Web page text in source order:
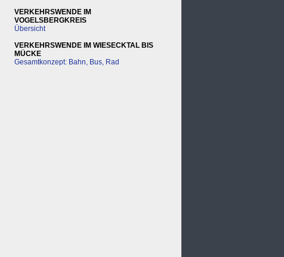
VERKEHRSWENDE IM
VOGELSBERGKREIS
Übersicht
VERKEHRSWENDE IM WIESECKTAL BIS
MÜCKE
Gesamtkonzept: Bahn, Bus, Rad